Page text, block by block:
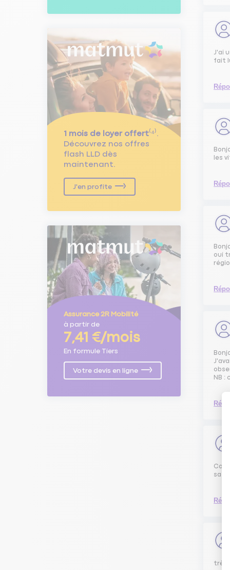
1 mois de loyer offert⁽⁴⁾.
Découvrez nos offres
flash LLD dès
maintenant.
J'en profite
Assurance 2R Mobilité
à partir de
7,41 €/mois
En formule Tiers
Votre devis en ligne
J'ai
fait
les
oui
NB :
très